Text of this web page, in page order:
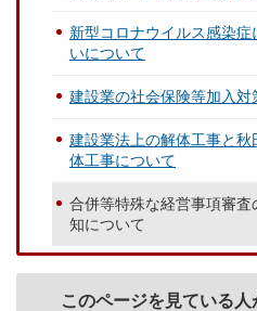
新型コロナウイルス感染
いについて
建設業の社会保険等加入対
建設業法上の解体工事と
体工事について
合併等特殊な経営事項審
知について
このページを見ている